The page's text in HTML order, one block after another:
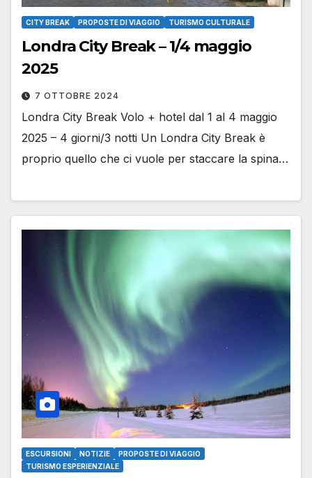
CITY BREAK PROPOSTE DI VIAGGIO TURISMO CULTURALE
Londra City Break – 1/4 maggio
2025
7 OTTOBRE 2024
Londra City Break Volo + hotel dal 1 al 4 maggio
2025 – 4 giorni/3 notti Un Londra City Break è
proprio quello che ci vuole per staccare la spina…
ESCURSIONI NOTIZIE
PROPOSTE DI VIAGGIO
TURISMO ESPERIENZIALE